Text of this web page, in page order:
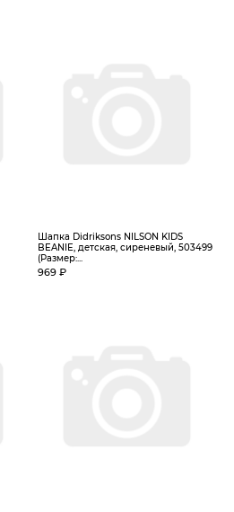
Шапка Didriksons NILSON KIDS
BEANIE, детская, сиреневый, 503499
(Размер:...
969 ₽